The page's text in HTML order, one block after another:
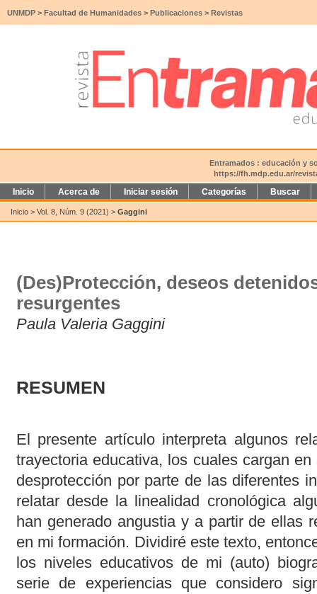
UNMDP > Facultad de Humanidades > Publicaciones > Revistas
Entramados : educación y
https://fh.mdp.edu.ar/
Inicio Acerca de Iniciar sesión Categorías Buscar
Inicio > Vol. 8, Núm. 9 (2021) > Gaggini
(Des)Protección, deseos
resurgentes
Paula Valeria Gaggini
RESUMEN
El presente artículo interpreta algunos
trayectoria educativa, los cuales cargan
desprotección por parte de las diferentes
relatar desde la linealidad cronológica
han generado angustia y a partir de ellas
en mi formación. Dividiré este texto,
los niveles educativos de mi (auto)
serie de experiencias que considero